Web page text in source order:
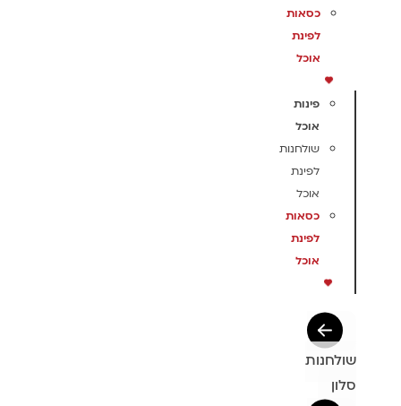
כסאות
לפינת
אוכל
פינות
אוכל
שולחנות
לפינת
אוכל
כסאות
לפינת
אוכל
שולחנות
סלון